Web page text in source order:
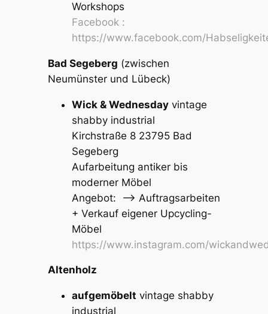
Workshops
Facebook :
https://www.facebook.com/
Bad Segeberg (zwischen
Neumünster und Lübeck)
Wick & Wednesdayvintage
shabby industrial
Kirchstraße 8 23795 Bad
Segeberg
Aufarbeitung antiker bis
moderner Möbel
Angebot: –> Auftragsarbeiten
+ Verkauf eigener Upcycling-
Möbel
https://www.instagram.com/
Altenholz
aufgemöbelt vintage shabby
industrial